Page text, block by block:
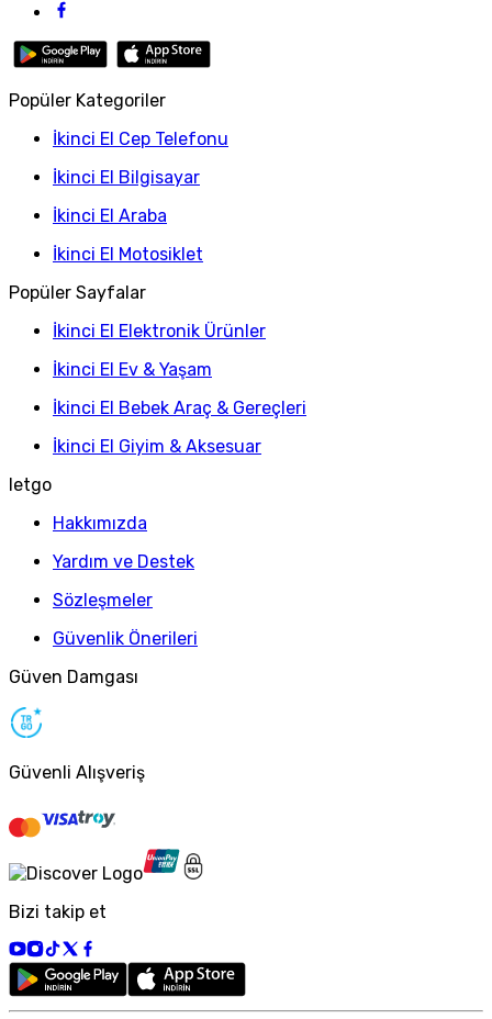
Popüler Kategoriler
İkinci El Cep Telefonu
İkinci El Bilgisayar
İkinci El Araba
İkinci El Motosiklet
Popüler Sayfalar
İkinci El Elektronik Ürünler
İkinci El Ev & Yaşam
İkinci El Bebek Araç & Gereçleri
İkinci El Giyim & Aksesuar
letgo
Hakkımızda
Yardım ve Destek
Sözleşmeler
Güvenlik Önerileri
Güven Damgası
Güvenli Alışveriş
Bizi takip et